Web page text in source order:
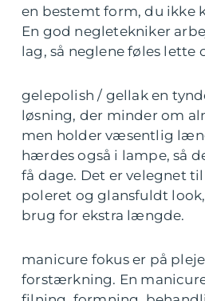
en bestemt form, du ikke
En god negletekniker
lag, så neglene føles lette
gelepolish / gellak en
løsning, der minder om
men holder væsentlig
hærdes også i lampe, så
få dage. Det er velegnet
poleret og glansfuldt
brug for ekstra længde.
manicure fokus er på
forstærkning. En